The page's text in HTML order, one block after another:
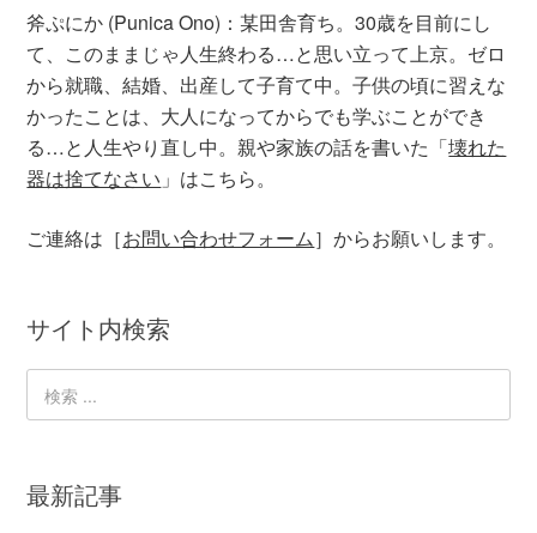
斧ぷにか (Punica Ono)：某田舎育ち。30歳を目前にし
て、このままじゃ人生終わる…と思い立って上京。ゼロ
から就職、結婚、出産して子育て中。子供の頃に習えな
かったことは、大人になってからでも学ぶことができ
る…と人生やり直し中。親や家族の話を書いた「壊れた
器は捨てなさい 」はこちら。
ご連絡は［お問い合わせフォーム］からお願いします。
サイト内検索
最新記事